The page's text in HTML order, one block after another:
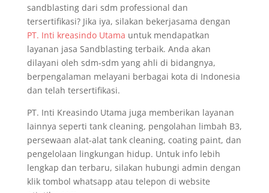
sandblasting dari sdm professional dan
tersertifikasi? Jika iya, silakan bekerjasama dengan
PT. Inti kreasindo Utama untuk mendapatkan
layanan jasa Sandblasting terbaik. Anda akan
dilayani oleh sdm-sdm yang ahli di bidangnya,
berpengalaman melayani berbagai kota di Indonesia
dan telah tersertifikasi.
PT. Inti Kreasindo Utama juga memberikan layanan
lainnya seperti tank cleaning, pengolahan limbah B3,
persewaan alat-alat tank cleaning, coating paint, dan
pengelolaan lingkungan hidup. Untuk info lebih
lengkap dan terbaru, silakan hubungi admin dengan
klik tombol whatsapp atau telepon di website